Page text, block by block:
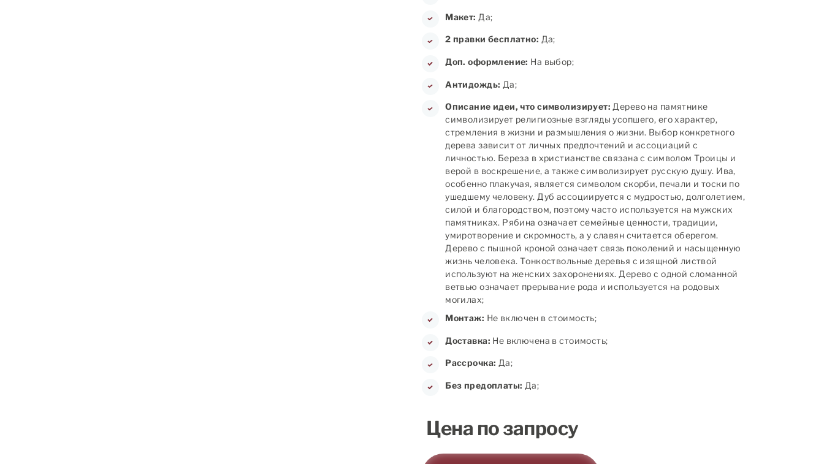
Макет: Да;
2 правки бесплатно: Да;
Доп. оформление: На выбор;
Антидождь: Да;
Описание идеи, что символизирует: Дерево на памятнике
символизирует религиозные взгляды усопшего, его характер,
стремления в жизни и размышления о жизни. Выбор конкретного
дерева зависит от личных предпочтений и ассоциаций с
личностью. Береза в христианстве связана с символом Троицы и
верой в воскрешение, а также символизирует русскую душу. Ива,
особенно плакучая, является символом скорби, печали и тоски по
ушедшему человеку. Дуб ассоциируется с мудростью, долголетием,
силой и благородством, поэтому часто используется на мужских
памятниках. Рябина означает семейные ценности, традиции,
умиротворение и скромность, а у славян считается оберегом.
Дерево с пышной кроной означает связь поколений и насыщенную
жизнь человека. Тонкоствольные деревья с изящной листвой
используют на женских захоронениях. Дерево с одной сломанной
ветвью означает прерывание рода и используется на родовых
могилах;
Монтаж: Не включен в стоимость;
Доставка: Не включена в стоимость;
Рассрочка: Да;
Без предоплаты: Да;
Цена по запросу